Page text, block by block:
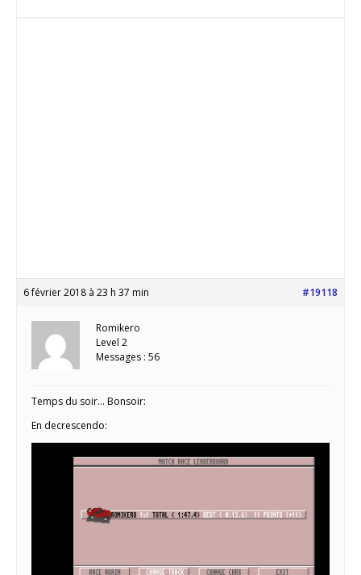
6 février 2018 à 23 h 37 min #19118
Romikero
Level 2
Messages : 56
Temps du soir… Bonsoir:
En decrescendo: